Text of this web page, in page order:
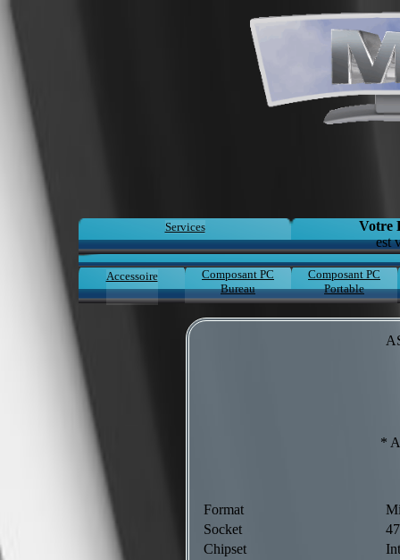
Services
Votre
est
Accessoire
Composant PC
Bureau
Composant PC
Portable
*
Format
Socket
Chipset